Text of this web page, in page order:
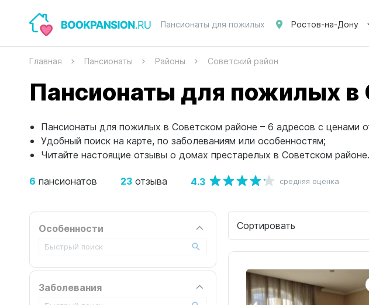
Пансионаты для пожилых Ростов-на-Дону
Главная Пансионаты Районы Советский район
Пансионаты для пожилых в
Пансионаты для пожилых в Советском районе – 6 адресов с ценами
Удобный поиск на карте, по заболеваниям или особенностям;
Читайте настоящие отзывы о домах престарелых в Советском районе.
6 пансионатов 23 отзыва 4.3 средняя оценка
Особенности
Заболевания
Сортировать